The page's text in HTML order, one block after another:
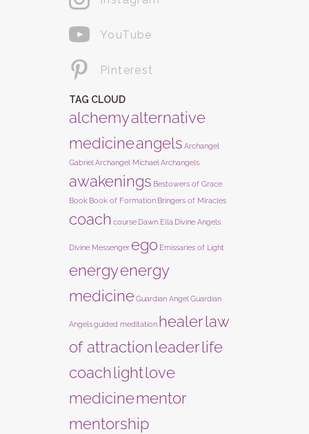
YouTube
Pinterest
TAG CLOUD
alchemyalternative
medicineangels Archangel
GabrielArchangel MichaelArchangels
awakenings Bestowers of Grace
Book Book of Formation Bringers of Miracles
coach course Dawn Ella Divine Angels
Divine Messenger ego Emissaries of Light
energyenergy
medicine Guardian AngelGuardian
Angelsguided meditation healerlaw
of attractionleaderlife
coachlightlove
medicinementor
mentorship